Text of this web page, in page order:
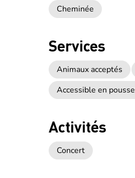
Cheminée
Services
Animaux acceptés
Accessible en
Activités
Concert